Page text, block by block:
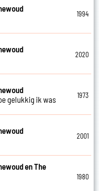
1994
2020
gelukkig ik was
1973
2001
en The
1980